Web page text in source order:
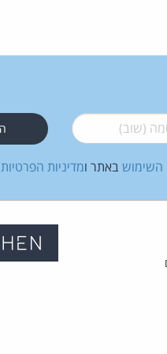
(שוב)*
השימוש באתר ומדיניות הפרטיות